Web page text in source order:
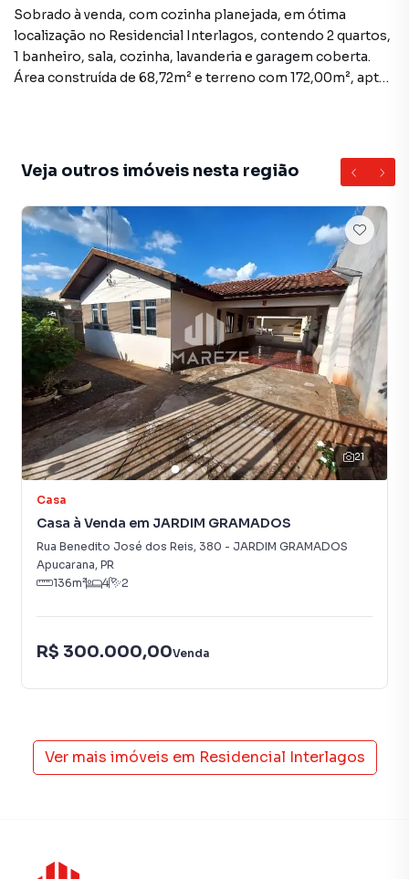
Sobrado à venda, com cozinha planejada, em ótima
localização no Residencial Interlagos, contendo 2 quartos,
1 banheiro, sala, cozinha, lavanderia e garagem coberta.
Área construída de 68,72m² e terreno com 172,00m², apta
Veja outros imóveis nesta região
21
Casa
Casa à Venda em JARDIM GRAMADOS
Rua Benedito José dos Reis, 380 - JARDIM GRAMADOS
Apucarana, PR
136m² 4 2
R$ 300.000,00Venda
Ver mais imóveis em Residencial Interlagos